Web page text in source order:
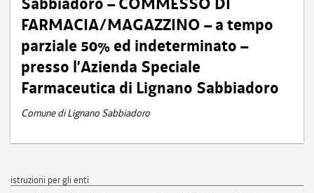
FARMACIA/MAGAZZINO – a tempo
parziale 50% ed indeterminato –
presso l’Azienda Speciale
Farmaceutica di Lignano Sabbiadoro
Comune di Lignano Sabbiadoro
istruzioni per gli enti